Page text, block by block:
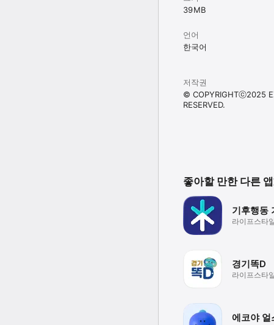
39 MB
언어
한국어
저작권
© COPYRIGHTⓒ2025
RESERVED.
좋아할 만한 다른 앱
기후행동
라이프스타일
경기똑D
라이프스타일
에코야 얼